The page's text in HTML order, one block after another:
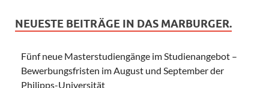
NEUESTE BEITRÄGE IN DAS MARBURGER.
Fünf neue Masterstudiengänge im Studienangebot –
Bewerbungsfristen im August und September der
Philipps-Universität